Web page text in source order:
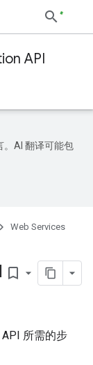
API
。AI 翻译可能包
Web Services
bookmark_border
所需的步